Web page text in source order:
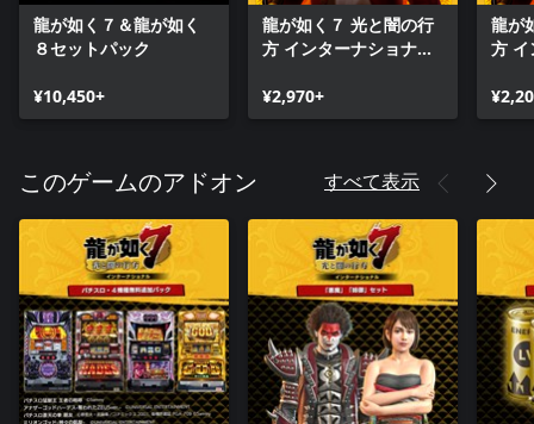
龍が如く７＆龍が如く
８セットパック
¥10,450+
龍が如く７ 光と闇の行
方 インターナショナル
ーエディション
¥2,970+
龍が
方 イ
このゲームのアドオン すべて表示